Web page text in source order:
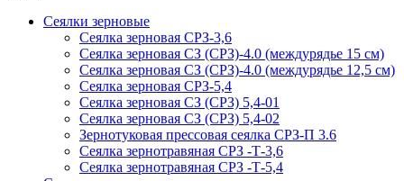
Сеялки зерновые
Сеялка зерновая СРЗ-3,6
Сеялка зерновая СЗ (СРЗ)-4.0 (междурядье 15 см)
Сеялка зерновая СЗ (СРЗ)-4.0 (междурядье 12,5 см)
Сеялка зерновая СРЗ-5,4
Сеялка зерновая СЗ (СРЗ) 5,4-01
Сеялка зерновая СЗ (СРЗ) 5,4-02
Зернотуковая прессовая сеялка СРЗ-П 3.6
Сеялка зернотравяная СРЗ -Т-3,6
Сеялка зернотравяная СРЗ -Т-5,4